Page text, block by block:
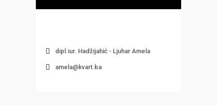
dipl.iur. Hadžijahić - Ljuhar Amela
amela@kvart.ba